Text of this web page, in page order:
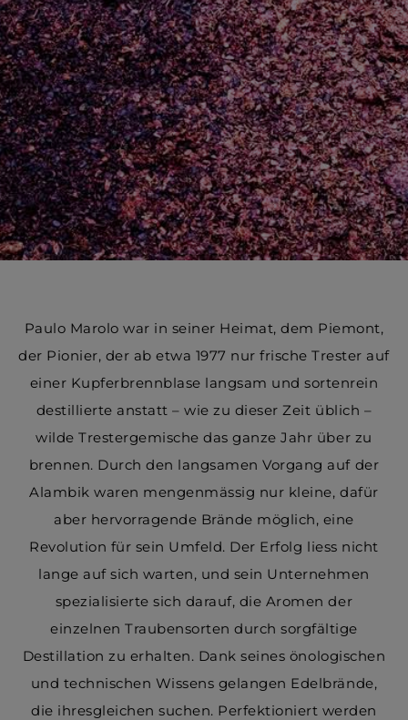
Paulo Marolo war in seiner Heimat, dem Piemont,
der Pionier, der ab etwa 1977 nur frische Trester auf
einer Kupferbrennblase langsam und sortenrein
destillierte anstatt – wie zu dieser Zeit üblich –
wilde Trestergemische das ganze Jahr über zu
brennen. Durch den langsamen Vorgang auf der
Alambik waren mengenmässig nur kleine, dafür
aber hervorragende Brände möglich, eine
Revolution für sein Umfeld. Der Erfolg liess nicht
lange auf sich warten, und sein Unternehmen
spezialisierte sich darauf, die Aromen der
einzelnen Traubensorten durch sorgfältige
Destillation zu erhalten. Dank seines önologischen
und technischen Wissens gelangen Edelbrände,
die ihresgleichen suchen. Perfektioniert werden